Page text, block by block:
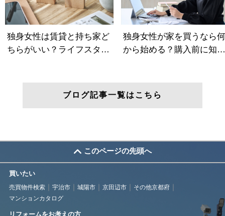
ブログ記事一覧はこちら
このページの先頭へ
買いたい
売買物件検索 宇治市 城陽市 京田辺市
その他京都府
マンションカタログ
リフォームをお考えの方